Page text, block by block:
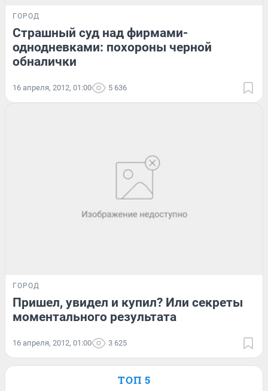
ГОРОД
Страшный суд над фирмами-
однодневками: похороны черной
обналички
16 апреля, 2012, 01:00 5 636
ГОРОД
Пришел, увидел и купил? Или секреты
моментального результата
16 апреля, 2012, 01:00 3 625
ТОП 5